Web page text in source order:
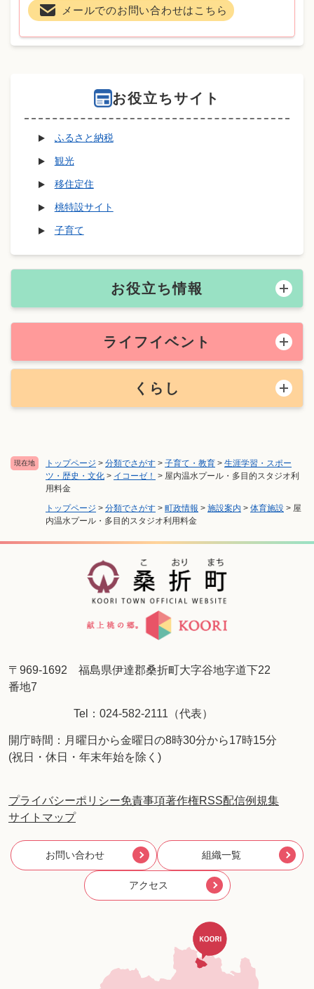
現在地 トップページ > 分類でさがす > 子育て・教育 > 生涯学習・スポー
ツ・歴史・文化 > イコーゼ！ > 屋内温水プール・多目的スタジオ利
用料金
トップページ > 分類でさがす > 町政情報 > 施設案内 > 体育施設 > 屋
内温水プール・多目的スタジオ利用料金
メールでのお問い合わせはこちら
お役立ちサイト
ふるさと納税
観光
移住定住
桃特設サイト
子育て
お役立ち情報
ライフイベント
くらし
〒969-1692 福島県伊達郡桑折町大字谷地字道下22
番地7
Tel：024-582-2111（代表）
開庁時間：月曜日から金曜日の8時30分から17時15分
(祝日・休日・年末年始を除く)
プライバシーポリシー免責事項著作権RSS配信例規集
サイトマップ
お問い合わせ 組織一覧
アクセス